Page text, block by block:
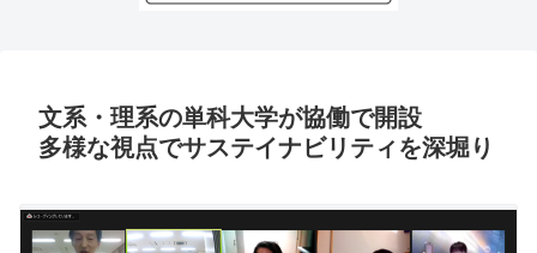
文系・理系の単科大学が協働で開設
多様な視点でサステイナビリティを深堀り